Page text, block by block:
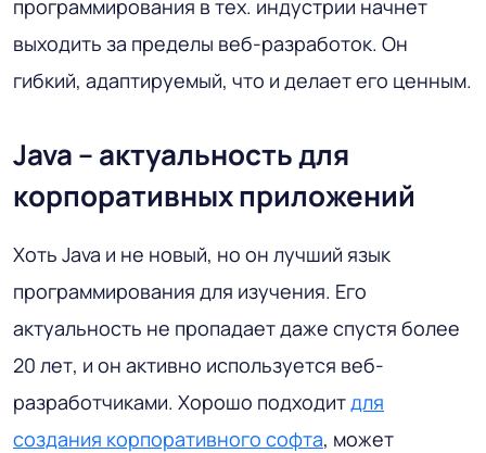
программирования в тех. индустрии начнет
выходить за пределы веб-разработок. Он
гибкий, адаптируемый, что и делает его ценным.
Java – актуальность для
корпоративных приложений
Хоть Java и не новый, но он лучший язык
программирования для изучения. Его
актуальность не пропадает даже спустя более
20 лет, и он активно используется веб-
разработчиками. Хорошо подходит для
создания корпоративного софта, может